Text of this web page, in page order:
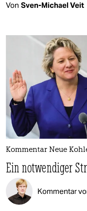
Von Sven-Michael Veit
Kommentar Neue
Ein notwendiger
Kommentar